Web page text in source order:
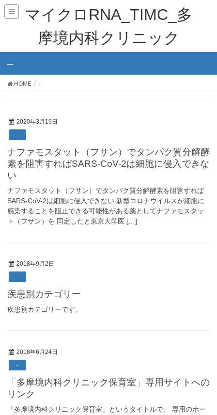
マイクロRNA_TIMC_多
摩境内科クリニック
–
HOME -
2020年3月19日
-
ナファモスタット（フサン）でタンパク質分解酵
素を阻害すればSARS-CoV-2は細胞に侵入できな
い
ナファモスタット（フサン）でタンパク質分解酵素を阻害すれば
SARS-CoV-2は細胞に侵入できない 新型コロナウイルスが細胞に
感染することを阻止できる可能性がある薬としてナファモスタッ
ト（フサン）を 同定したと東京大学医 […]
2018年9月2日
-
疾患別カテゴリー
疾患別カテゴリーです。
2018年6月24日
-
「多摩境内科クリニック保育室」専用サイトへの
リンク
「多摩境内科クリニック保育室」というタイトルで、 専用のホー